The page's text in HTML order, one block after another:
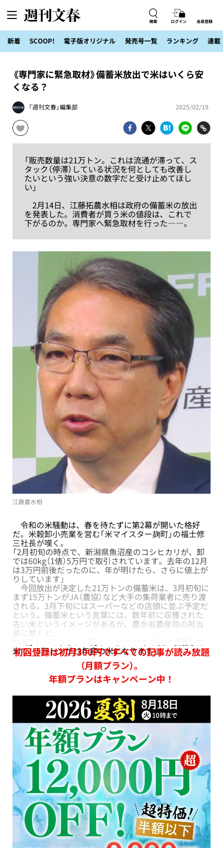
検索 ログイン 会員登録
新着 SCOOP! 電子版オリジナル 発売号一覧 ランキング 連載
《専門家に緊急取材》備蓄米放出で米はいくら安
くなる？
「週刊文春」編集部 2025/02/19
「販売数量は21万トン。これは流通が滞って、ス
タック（停滞）している状況を何としても改善し
たいという強い決意の数字だと受け止めてほし
い」
2月14日、江藤拓農水相は政府の備蓄米の放出
を発表した。消費者が買う米の値段は、これで
下がるのか。専門家へ緊急取材を行った――。
江藤農水相
令和の米騒動は、春を待たずに第2幕が開いた格好
だ。米穀卸小売業を営む「米マイスター麹町」の福士修
三社長が嘆く。
「2月初旬の時点で、新潟県魚沼産のコシヒカリが、卸
では60kg（1俵）5万円で取引されています。去年の12月
は3万円前後だったのに、年が明けたら、さらに値上が
りしています」
今回放出が決定した21万トンの備蓄米は、3月初旬に
まず15万トンがJA（農協）など大手の集荷業者に売り渡
される。3月下旬にはスーパーなどの店頭に並ぶ予定だ
という。備蓄米という言葉には、数年前に収穫された
古い米というイメージがあるが、農水省農産局の担当
者に聞くと、
米で、5万トンが23年産の米になります」
初回登録は初月300円ですべての記事が読み放題
（月額プラン）。
年額プランはキャンペーン中！